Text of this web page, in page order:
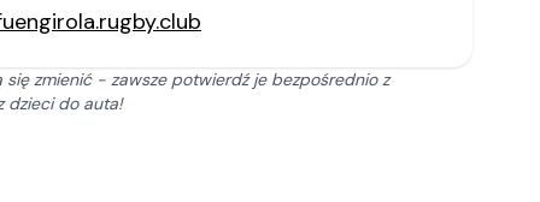
się zmienić - zawsze potwierdź je bezpośrednio z
dzieci do auta!